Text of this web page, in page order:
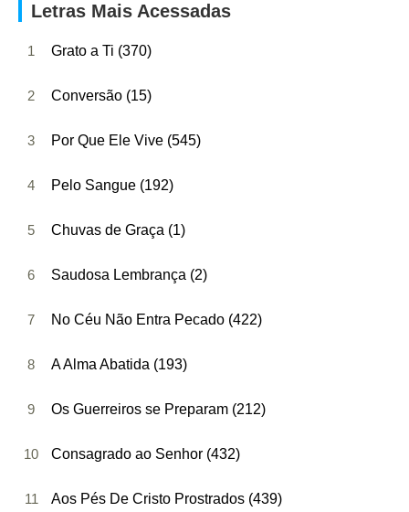
Letras Mais Acessadas
1 Grato a Ti (370)
2 Conversão (15)
3 Por Que Ele Vive (545)
4 Pelo Sangue (192)
5 Chuvas de Graça (1)
6 Saudosa Lembrança (2)
7 No Céu Não Entra Pecado (422)
8 A Alma Abatida (193)
9 Os Guerreiros se Preparam (212)
10 Consagrado ao Senhor (432)
11 Aos Pés De Cristo Prostrados (439)